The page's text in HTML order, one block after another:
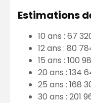
Estimations
10 ans : 67
12 ans : 80
15 ans : 100
20 ans : 134
25 ans : 168
30 ans : 201